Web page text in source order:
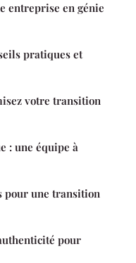
entreprise en génie
pratiques et
votre transition
: une équipe à
pour une transition
pour